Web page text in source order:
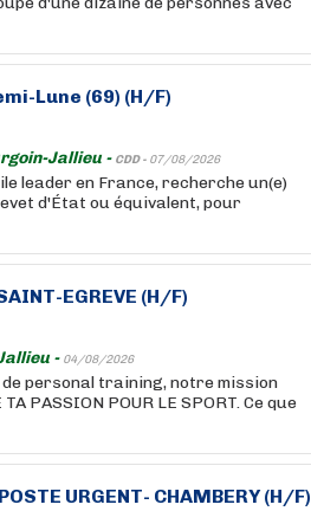
Lune (69) (H/F)
Jallieu - CDD - 07/08/2026
leader en France, recherche un(e)
d'État ou équivalent, pour
EGREVE (H/F)
- 04/08/2026
de personal training, notre mission
PASSION POUR LE SPORT. Ce que
URGENT- CHAMBERY (H/F)